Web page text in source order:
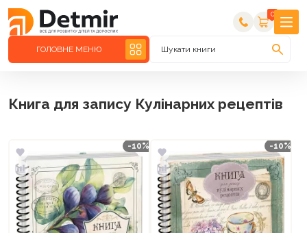
0
ГОЛОВНЕ МЕНЮ Шукати книги
Книга для запису Кулінарних рецептів
-10% -10%